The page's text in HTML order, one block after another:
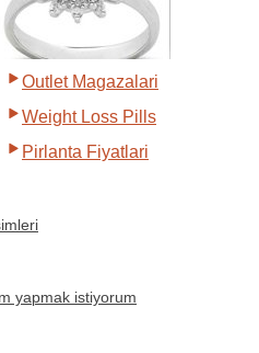
Outlet Magazalari
Weight Loss Pills
Pirlanta Fiyatlari
yapmak istiyorum